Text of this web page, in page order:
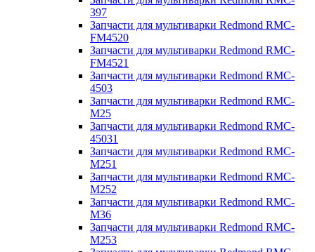
397
Запчасти для мультиварки Redmond RMC-
FM4520
Запчасти для мультиварки Redmond RMC-
FM4521
Запчасти для мультиварки Redmond RMC-
4503
Запчасти для мультиварки Redmond RMC-
M25
Запчасти для мультиварки Redmond RMC-
45031
Запчасти для мультиварки Redmond RMC-
M251
Запчасти для мультиварки Redmond RMC-
M252
Запчасти для мультиварки Redmond RMC-
M36
Запчасти для мультиварки Redmond RMC-
M253